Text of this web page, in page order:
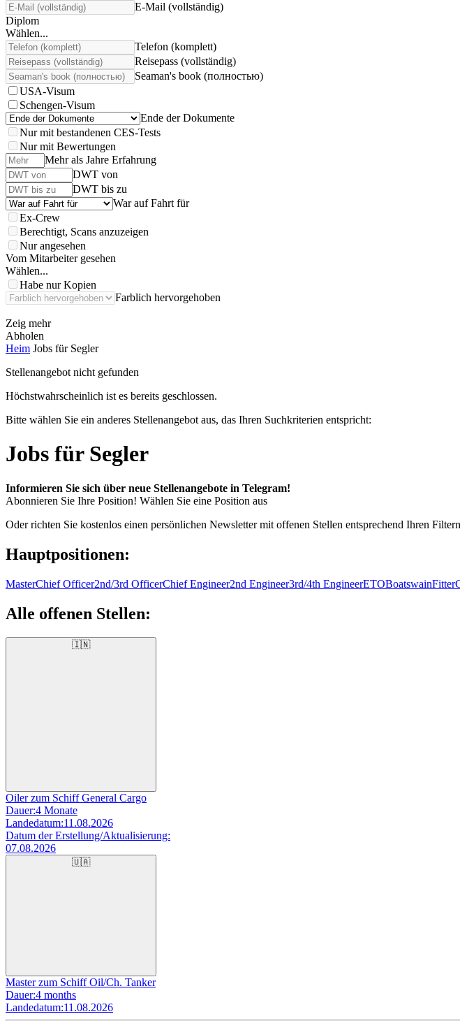
E-Mail (vollständig)
Diplom
Wählen...
Telefon (komplett)
Reisepass (vollständig)
Seaman's book (полностью)
USA-Visum
Schengen-Visum
Ende der Dokumente
Nur mit bestandenen CES-Tests
Nur mit Bewertungen
Mehr als Jahre Erfahrung
DWT von
DWT bis zu
War auf Fahrt für
Ex-Crew
Berechtigt, Scans anzuzeigen
Nur angesehen
Vom Mitarbeiter gesehen
Wählen...
Habe nur Kopien
Farblich hervorgehoben
Zeig mehr
Abholen
Heim Jobs für Segler
Stellenangebot nicht gefunden
Höchstwahrscheinlich ist es bereits geschlossen.
Bitte wählen Sie ein anderes Stellenangebot aus, das Ihren Suchkriterien entspricht:
Jobs für Segler
Informieren Sie sich über neue Stellenangebote in Telegram!
Abonnieren Sie Ihre Position! Wählen Sie eine Position aus
Oder richten Sie kostenlos einen persönlichen Newsletter mit offenen Stellen entsprechend Ihren
Hauptpositionen:
MasterChief Officer2nd/3rd OfficerChief Engineer2nd Engineer3rd/4th EngineerETOBoatswainFitter
Alle offenen Stellen:
🇮🇳
Oiler zum Schiff General Cargo
Dauer:4 Monate
Landedatum:11.08.2026
Datum der Erstellung/Aktualisierung:
07.08.2026
🇺🇦
Master zum Schiff Oil/Ch. Tanker
Dauer:4 months
Landedatum:11.08.2026